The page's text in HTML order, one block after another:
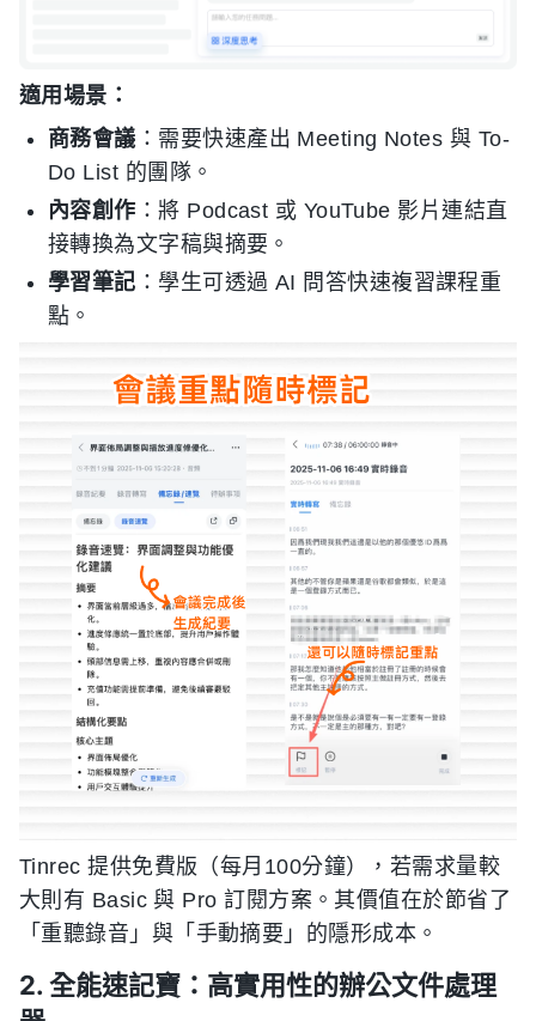
適用場景：
商務會議 ：需要快速產出 Meeting Notes 與 To-
Do List 的團隊。
內容創作 ：將 Podcast 或 YouTube 影片連結直
接轉換為文字稿與摘要。
學習筆記 ：學生可透過 AI 問答快速複習課程重
點。
Tinrec 提供免費版（每月100分鐘），若需求量較
大則有 Basic 與 Pro 訂閱方案。其價值在於節省了
「重聽錄音」與「手動摘要」的隱形成本。
2. 全能速記寶：高實用性的辦公文件處理